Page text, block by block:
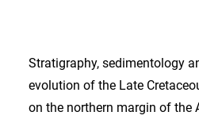
Stratigraphy, sedimentology
evolution of the Late
on the northern margin of the